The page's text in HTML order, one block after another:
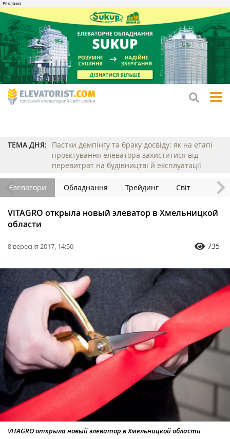
ТЕМА ДНЯ:
Пастки демпінгу та браку досвіду: як на етапі
проєктування елеватора захиститися від
перевитрат на будівництві й експлуатації
Елеватори Обладнання Трейдинг Світ
VITAGRO открыла новый элеватор в Хмельницкой
области
8 вересня 2017, 14:50 735
VITAGRO открыла новый элеватор в Хмельницкой области